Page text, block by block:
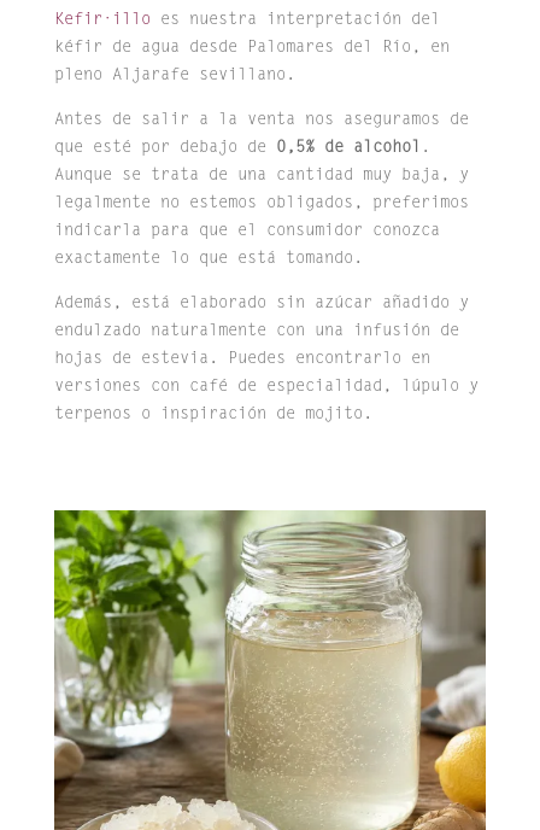
Kefir·illo es nuestra interpretación del
kéfir de agua desde Palomares del Río, en
pleno Aljarafe sevillano.
Antes de salir a la venta nos aseguramos de
que esté por debajo de 0,5% de alcohol .
Aunque se trata de una cantidad muy baja, y
legalmente no estemos obligados, preferimos
indicarla para que el consumidor conozca
exactamente lo que está tomando.
Además, está elaborado sin azúcar añadido y
endulzado naturalmente con una infusión de
hojas de estevia. Puedes encontrarlo en
versiones con café de especialidad, lúpulo y
terpenos o inspiración de mojito.